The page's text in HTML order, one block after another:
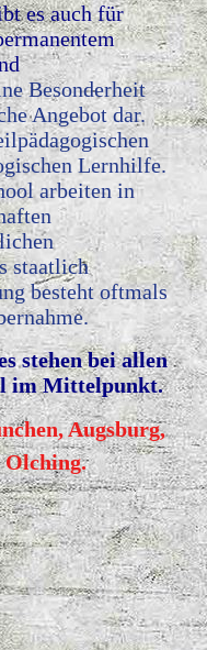
esauch für
Besonderheit
Angebot dar.
Lernhilfe.
arbeiten in
staatlich
besteht oftmals
stehen bei allen
im Mittelpunkt.
Augsburg,
Olching.